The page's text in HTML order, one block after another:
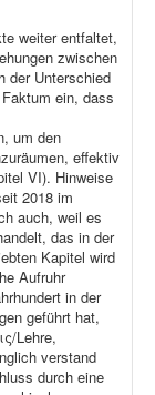
weiter entfaltet,
zwischen
der Unterschied
ein, dass
um den
effektiv
VI). Hinweise
2018 im
auch, weil es
das in der
Kapitel wird
Aufruhr
in der
geführt hat,
Lehre,
verstand
durch eine